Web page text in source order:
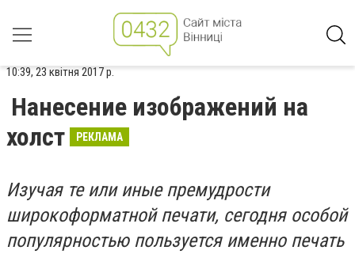
10:39, 23 квітня 2017 р.
Нанесение изображений на
холст
РЕКЛАМА
Изучая те или иные премудрости
широкоформатной печати, сегодня особой
популярностью пользуется именно печать